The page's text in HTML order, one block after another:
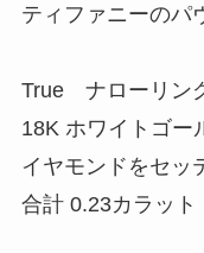
ティファニーのパ
True ナローリン
18K ホワイトゴー
イヤモンドをセッ
合計 0.23カラット